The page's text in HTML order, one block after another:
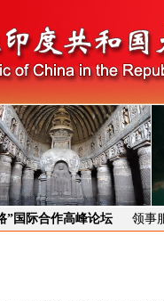
”国际合作高峰论坛 领事